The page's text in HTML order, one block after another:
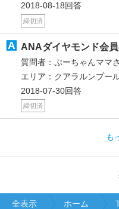
2018-08-18回答
締切済
ANAダイヤモンド会
質問者：ぷーちゃんママ
エリア：クアラルンプー
2018-07-30回答
締切済
も
全表示 ホーム